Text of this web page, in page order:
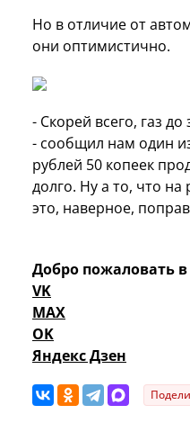
Но в отличие от
они оптимистично.
- Скорей всего, газ
- сообщил нам один
рублей 50 копеек
долго. Ну а то, что на
это, наверное,
Добро пожаловать
VK
MAX
OK
Яндекс Дзен